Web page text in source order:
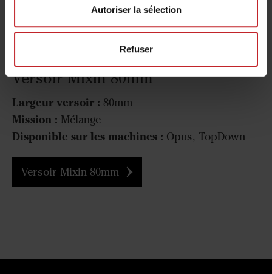
Autoriser la sélection
Refuser
Versoir MixIn 80mm
Largeur versoir : 80mm
Mission : Mélange
Disponible sur les machines : Opus, TopDown
Versoir MixIn 80mm